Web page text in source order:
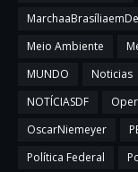
Meio Ambiente
MUNDO
Noticias
NOTÍCIASDF
OscarNiemeyer
Política Federal